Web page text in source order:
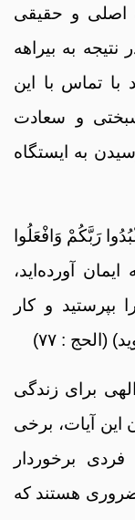
اصلی و حقیقی
به بیراهه
با تماس با این
و سعادت
به ایستگاه
رَبَّكُمْ وَافْعَلُوا
آورده‌اید،
بپرستید و کار
: ۷۷)
برای زندگی
این آیات، برخی
برخوردار
هستند که